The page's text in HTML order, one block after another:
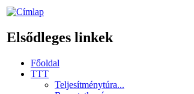
Elsődleges linkek
Főoldal
TTT
Teljesítménytúra...